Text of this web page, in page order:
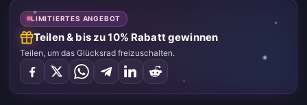
LIMITIERTES ANGEBOT
Teilen & bis zu 10% Rabatt gewinnen
Teilen, um das Glücksrad freizuschalten.